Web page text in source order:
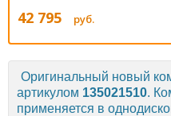
42 795 руб.
Оригинальный новый
артикулом 135021510.
применяется в